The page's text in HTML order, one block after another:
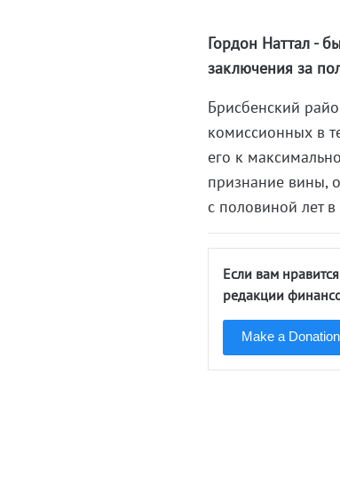
Гордон Наттал -
заключения за
Брисбенский
комиссионных в
его к
признание вины,
с половиной лет
Если вам
редакции
Make a Donation